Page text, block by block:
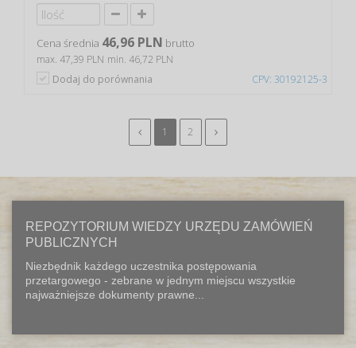
CPV: 30192125-3
Cena średnia 46,96 PLN brutto
max. 47,39 PLN min. 46,72 PLN
Dodaj do porównania
1 2
REPOZYTORIUM WIEDZY URZĘDU ZAMÓWIEŃ
PUBLICZNYCH
Niezbędnik każdego uczestnika postępowania
przetargowego - zebrane w jednym miejscu wszystkie
najważniejsze dokumenty prawne...